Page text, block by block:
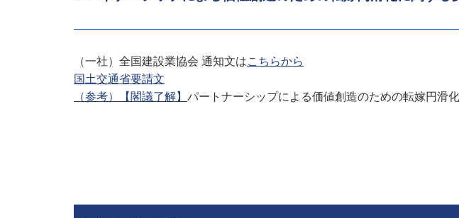
（一社）全国建設業協会 通知文はこちらから
国土交通省要請文
（参考）【閣議了解】 パートナーシップによる価値創造のための転嫁円滑